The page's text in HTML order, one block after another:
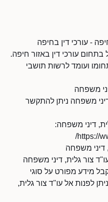
- עורכי דין בחיפה
עורכי דין באזור חיפה.
ועומד לרשות תושבי
משפחה
משפחה ניתן להתקשר
דיני משפחה:
https://
דיני משפחה
צור גלית, דיני משפחה
מידע מפורט על סוגי
לפנות אל עו"ד צור גלית,